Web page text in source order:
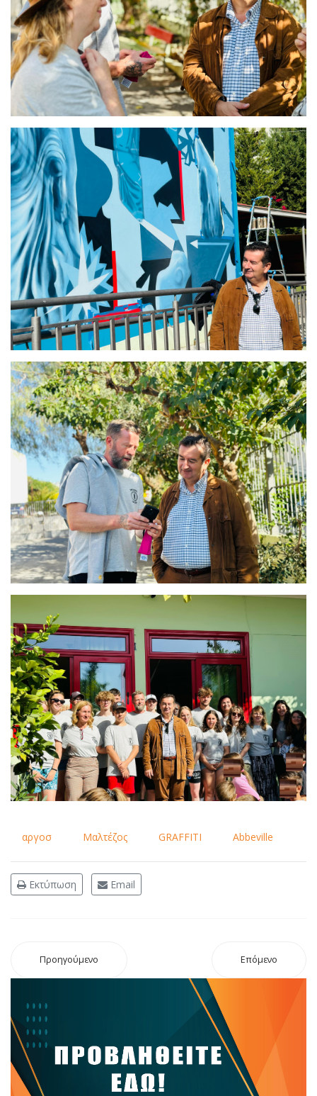
αργοσ Μαλτέζος GRAFFITI Abbeville
Εκτύπωση Email
Προηγούμενο Επόμενο